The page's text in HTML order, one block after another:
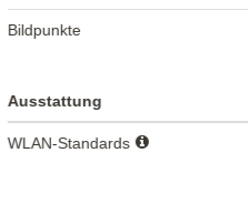
Bildpunkte
Ausstattung
WLAN-Standards